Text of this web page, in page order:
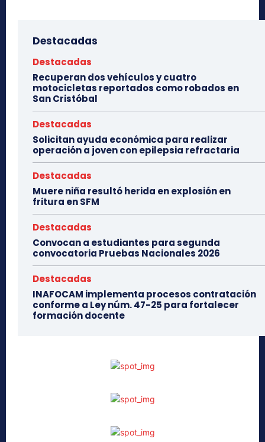
Destacadas
Destacadas
Recuperan dos vehículos y cuatro
motocicletas reportados como robados en
San Cristóbal
Destacadas
Solicitan ayuda económica para realizar
operación a joven con epilepsia refractaria
Destacadas
Muere niña resultó herida en explosión en
fritura en SFM
Destacadas
Convocan a estudiantes para segunda
convocatoria Pruebas Nacionales 2026
Destacadas
INAFOCAM implementa procesos contratación
conforme a Ley núm. 47-25 para fortalecer
formación docente